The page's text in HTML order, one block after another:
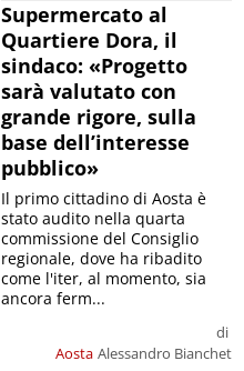
Supermercato al
Quartiere Dora, il
sindaco: «Progetto
sarà valutato con
grande rigore, sulla
base dell’interesse
pubblico»
Aosta
di
Alessandro Bianchet
Il primo cittadino di Aosta è
stato audito nella quarta
commissione del Consiglio
regionale, dove ha ribadito
come l'iter, al momento, sia
ancora ferm...